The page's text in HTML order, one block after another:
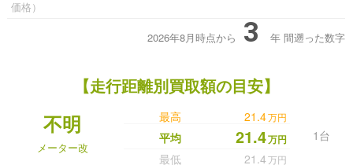
価格）
2026年8月時点から 3 年 間遡った数字
【走行距離別買取額の目安】
不明
メーター改
最高 21.4万円
1台
平均 21.4万円
最低 21.4万円